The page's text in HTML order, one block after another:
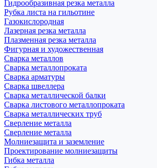
Гидрообразивная резка металла
Рубка листа на гильотине
Газокислородная
Лазерная резка металла
Плазменная резка металла
Фигурная и художественная
Сварка металлов
Сварка металлопроката
Сварка арматуры
Сварка швеллера
Сварка металлической балки
Сварка листового металлопроката
Сварка металлических труб
Сверление металла
Сверление металла
Молниезащита и заземление
Проектирование молниезащиты
Гибка металла